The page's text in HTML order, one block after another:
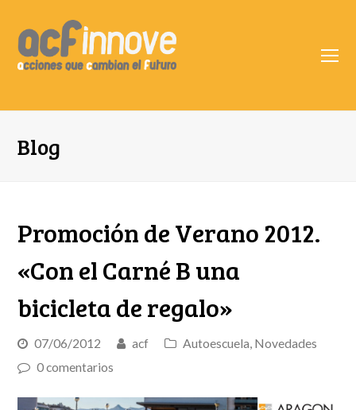
Blog
Promoción de Verano 2012.
«Con el Carné B una
bicicleta de regalo»
07/06/2012 acf Autoescuela, Novedades
0 comentarios